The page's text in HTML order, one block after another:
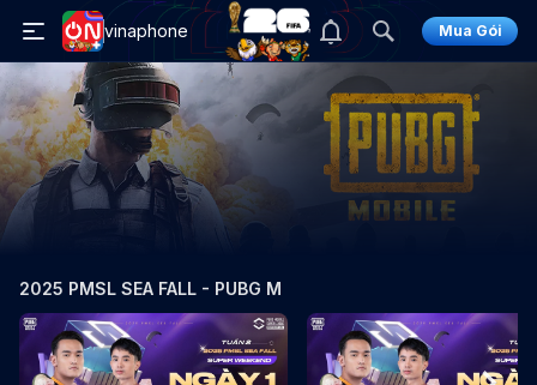
vinaphone Mua Gói
2025 PMSL SEA FALL - PUBG M